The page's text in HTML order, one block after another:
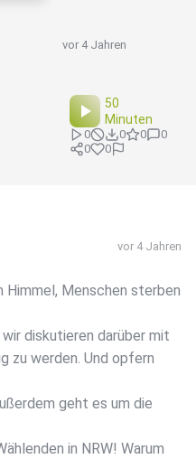
vor 4 Jahren
50
Minuten
0 0 0
0
0
0
vor 4 Jahren
Menschen sterben
diskutieren darüber mit
zu werden. Und opfern
geht es um die
in NRW! Warum